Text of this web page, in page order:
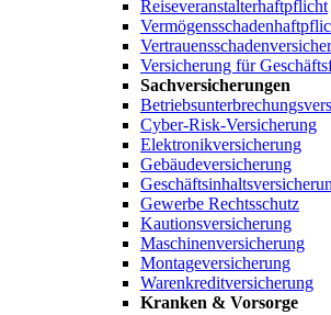
Reiseveranstalterhaftpflicht
Versicherung für
Sachversicherungen
Cyber-Risk-Versicherung
Elektronikversicherung
Gebäudeversicherung
Gewerbe Rechtsschutz
Kautionsversicherung
Maschinenversicherung
Montageversicherung
Warenkreditversicherung
Kranken & Vorsorge